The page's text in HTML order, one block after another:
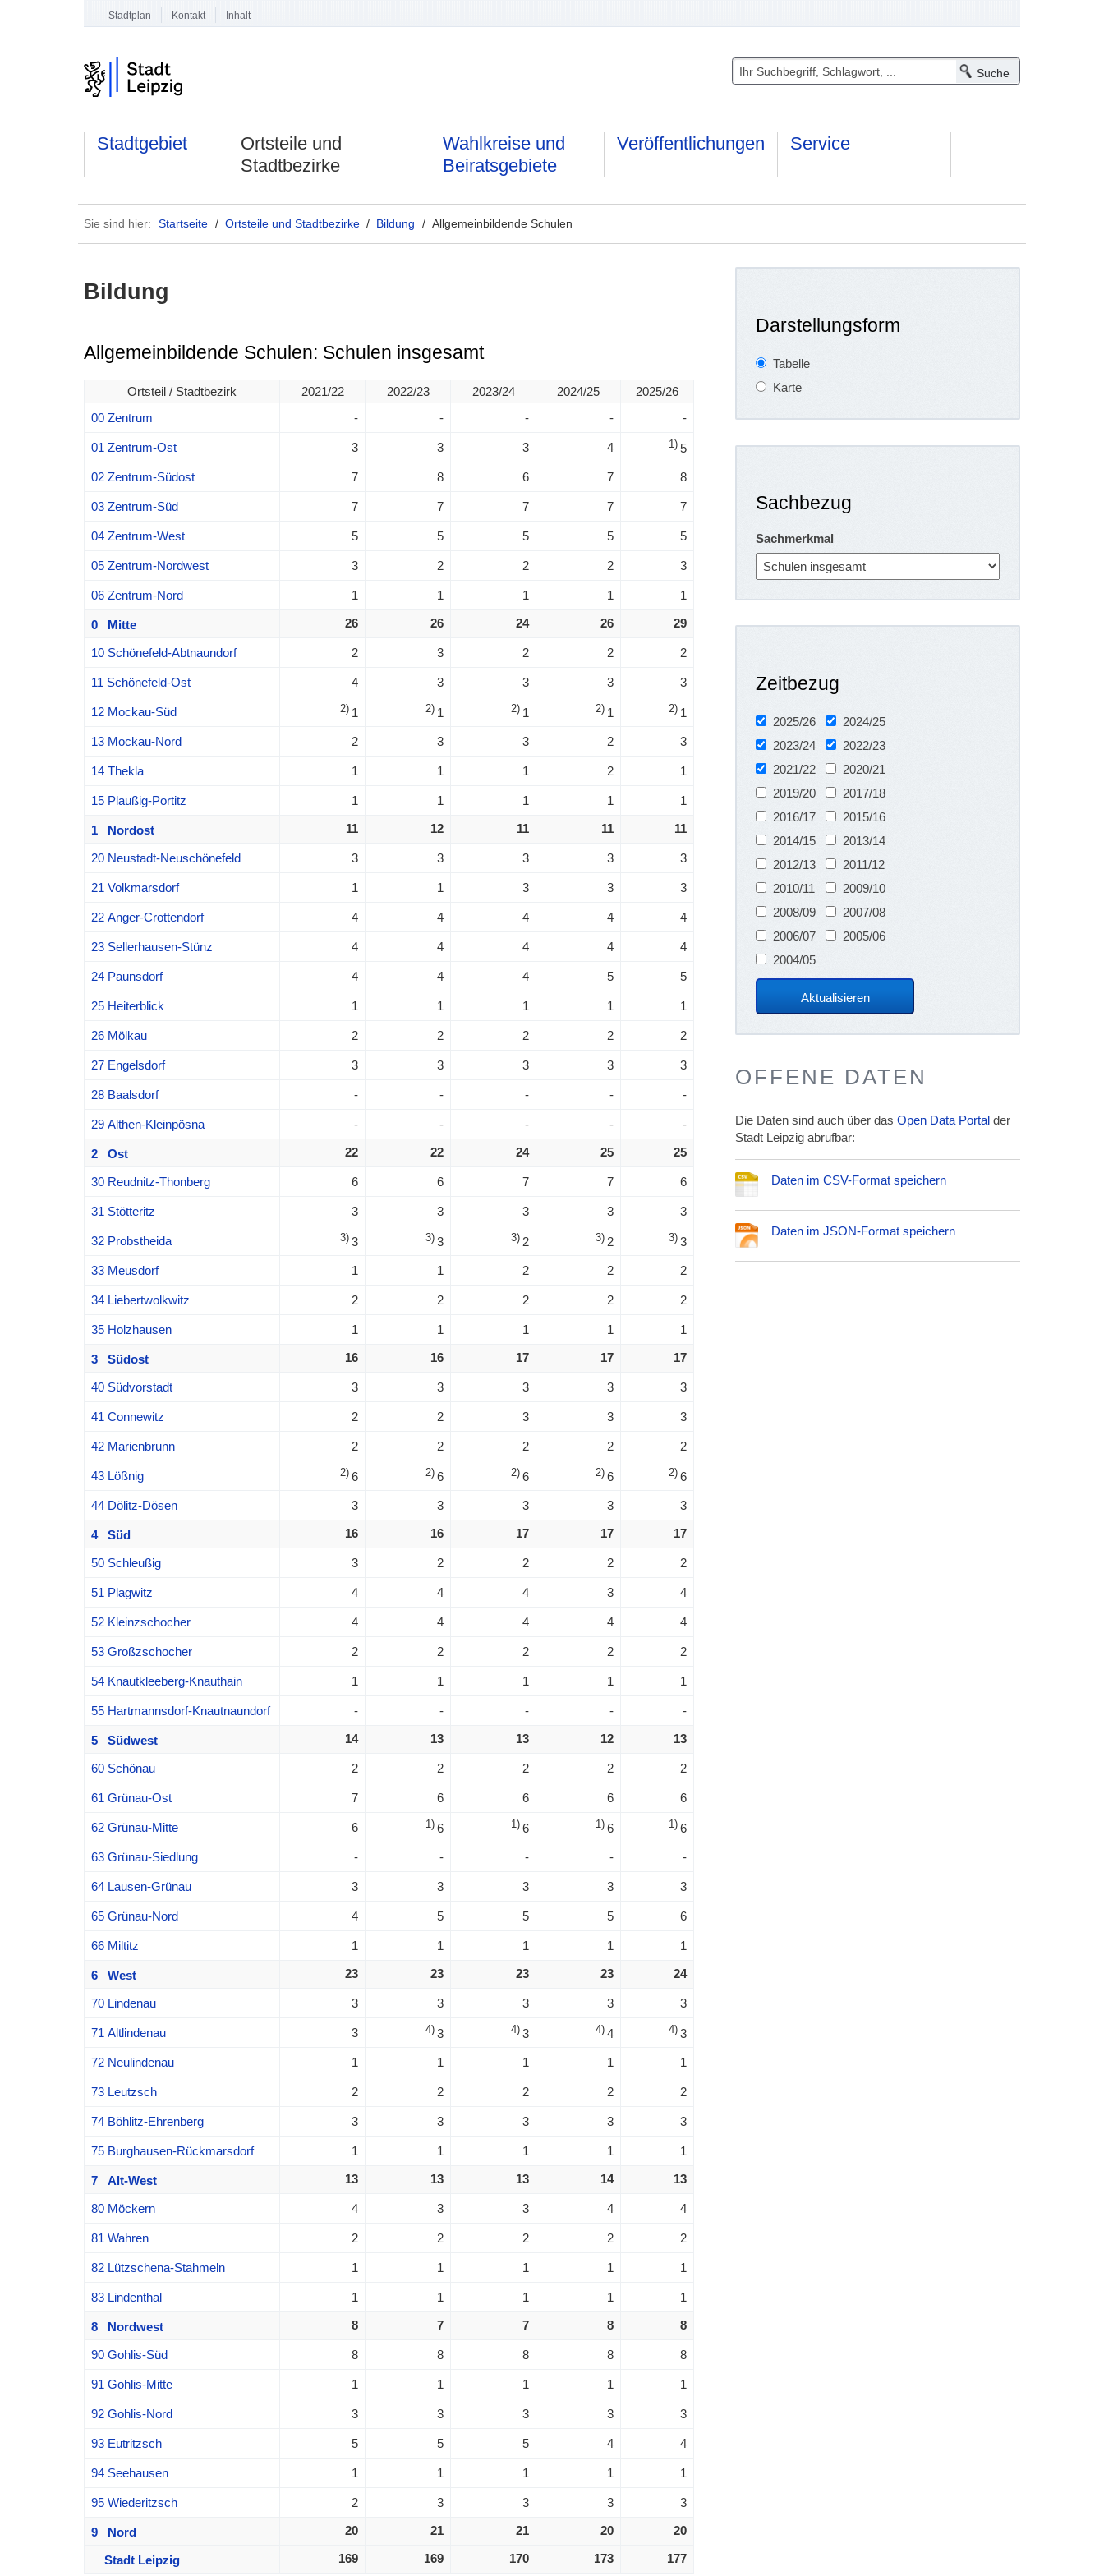
Stadtplan Kontakt Inhalt
Stadtgebiet
Ortsteile und
Stadtbezirke
Wahlkreise und
Beiratsgebiete
Veröffentlichungen Service
Sie sind hier: Startseite / Ortsteile und Stadtbezirke / Bildung / Allgemeinbildende Schulen
Bildung
Allgemeinbildende Schulen: Schulen insgesamt
Ortsteil / Stadtbezirk 2021/22 2022/23 2023/24 2024/25
2025/26
00 Zentrum
- - - - -
01 Zentrum-Ost 3 3 3 4 1) 5
02 Zentrum-Südost 7 8 6 7 8
03 Zentrum-Süd 7 7 7 7 7
04 Zentrum-West 5 5 5 5 5
05 Zentrum-Nordwest 3 2 2 2 3
06 Zentrum-Nord 1 1 1 1 1
0 Mitte 26 26 24 26 29
10 Schönefeld-Abtnaundorf 2 3 2 2 2
11 Schönefeld-Ost 4 3 3 3 3
12 Mockau-Süd 2) 1 2) 1 2) 1 2) 1 2) 1
13 Mockau-Nord 2 3 3 2 3
14 Thekla 1 1 1 2 1
15 Plaußig-Portitz 1 1 1 1 1
1 Nordost 11 12 11 11 11
20 Neustadt-Neuschönefeld 3 3 3 3 3
21 Volkmarsdorf 1 1 3 3 3
22 Anger-Crottendorf 4 4 4 4 4
23 Sellerhausen-Stünz 4 4 4 4 4
24 Paunsdorf 4 4 4 5 5
25 Heiterblick 1 1 1 1 1
26 Mölkau 2 2 2 2 2
27 Engelsdorf 3 3 3 3 3
28 Baalsdorf - - - - -
29 Althen-Kleinpösna - - - - -
2 Ost 22 22 24 25 25
30 Reudnitz-Thonberg 6 6 7 7 6
31 Stötteritz 3 3 3 3 3
32 Probstheida 3) 3 3) 3 3) 2 3) 2 3) 3
33 Meusdorf 1 1 2 2 2
34 Liebertwolkwitz 2 2 2 2 2
35 Holzhausen 1 1 1 1 1
3 Südost 16 16 17 17 17
40 Südvorstadt 3 3 3 3 3
41 Connewitz 2 2 3 3 3
42 Marienbrunn 2 2 2 2 2
43 Lößnig 2) 6 2) 6 2) 6 2) 6 2) 6
44 Dölitz-Dösen 3 3 3 3 3
4 Süd 16 16 17 17 17
50 Schleußig 3 2 2 2 2
51 Plagwitz 4 4 4 3 4
52 Kleinzschocher 4 4 4 4 4
53 Großzschocher 2 2 2 2 2
54 Knautkleeberg-Knauthain 1 1 1 1 1
55 Hartmannsdorf-Knautnaundorf - - - - -
5 Südwest 14 13 13 12 13
60 Schönau 2 2 2 2 2
61 Grünau-Ost 7 6 6 6 6
62 Grünau-Mitte 6 1) 6 1) 6 1) 6 1) 6
63 Grünau-Siedlung - - - - -
64 Lausen-Grünau 3 3 3 3 3
65 Grünau-Nord 4 5 5 5 6
66 Miltitz 1 1 1 1 1
6 West 23 23 23 23 24
70 Lindenau 3 3 3 3 3
71 Altlindenau 3 4) 3 4) 3 4) 4 4) 3
72 Neulindenau 1 1 1 1 1
73 Leutzsch 2 2 2 2 2
74 Böhlitz-Ehrenberg 3 3 3 3 3
75 Burghausen-Rückmarsdorf 1 1 1 1 1
7 Alt-West 13 13 13 14 13
80 Möckern 4 3 3 4 4
81 Wahren 2 2 2 2 2
82 Lützschena-Stahmeln 1 1 1 1 1
83 Lindenthal 1 1 1 1 1
8 Nordwest 8 7 7 8 8
90 Gohlis-Süd 8 8 8 8 8
91 Gohlis-Mitte 1 1 1 1 1
92 Gohlis-Nord 3 3 3 3 3
93 Eutritzsch 5 5 5 4 4
94 Seehausen 1 1 1 1 1
95 Wiederitzsch 2 3 3 3 3
9 Nord 20 21 21 20 20
Stadt Leipzig 169 169 170 173 177
Darstellungsform
Tabelle
Karte
Sachbezug
Sachmerkmal
Zeitbezug
2025/26
2024/25
2023/24
2022/23
2021/22
2020/21
2019/20
2017/18
2016/17
2015/16
2014/15
2013/14
2012/13
2011/12
2010/11
2009/10
2008/09
2007/08
2006/07
2005/06
2004/05
OFFENE DATEN
Die Daten sind auch über dasOpen Data Portal der
Stadt Leipzig abrufbar:
Daten im CSV-Format speichern
Daten im JSON-Format speichern